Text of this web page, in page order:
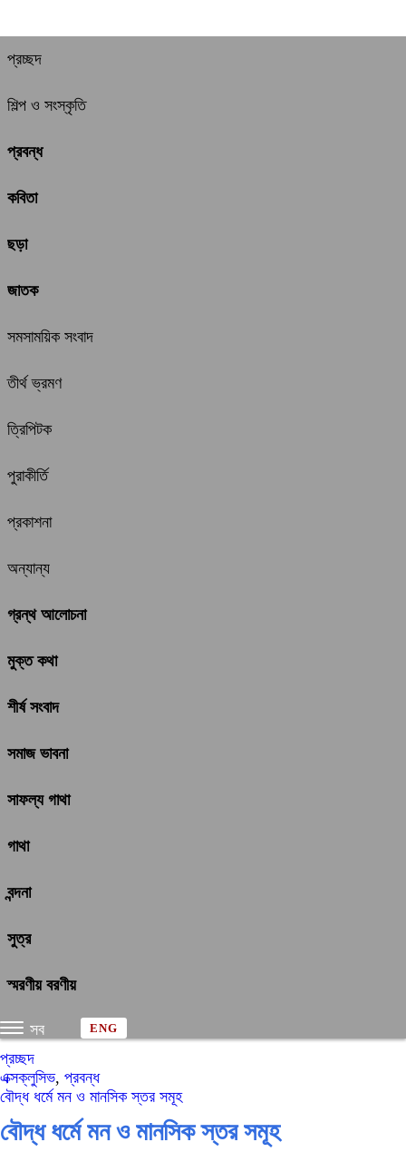
প্রচ্ছদ
শিল্প ও সংস্কৃতি
প্রবন্ধ
কবিতা
ছড়া
জাতক
সমসাময়িক সংবাদ
তীর্থ ভ্রমণ
ত্রিপিটক
পুরাকীর্তি
প্রকাশনা
অন্যান্য
গ্রন্থ আলোচনা
মুক্ত কথা
শীর্ষ সংবাদ
সমাজ ভাবনা
সাফল্য গাথা
গাথা
বন্দনা
সুত্র
স্মরণীয় বরণীয়
সব ENG
প্রচ্ছদ
এক্সক্লুসিভ, প্রবন্ধ
বৌদ্ধ ধর্মে মন ও মানসিক স্তর সমূহ
বৌদ্ধ ধর্মে মন ও মানসিক স্তর সমূহ